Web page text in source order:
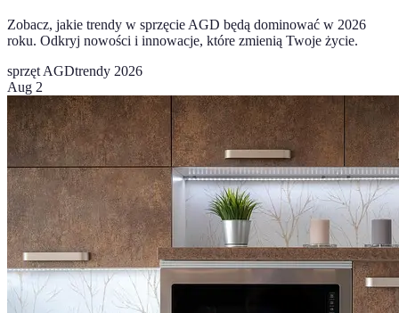
Zobacz, jakie trendy w sprzęcie AGD będą dominować w 2026
roku. Odkryj nowości i innowacje, które zmienią Twoje życie.
sprzęt AGDtrendy 2026
Aug 2